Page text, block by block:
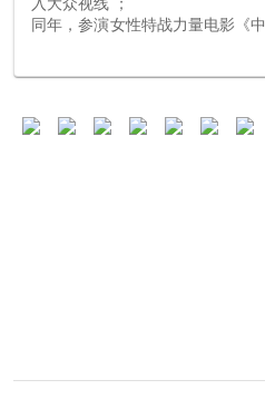
同年，参演女性特战力量电影《中